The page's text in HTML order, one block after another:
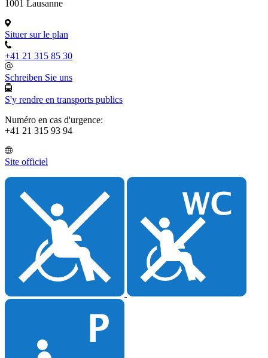
1001 Lausanne
Situer sur le plan
+41 21 315 85 30
Schreiben Sie uns
S'y rendre en transports publics
Numéro en cas d'urgence:
+41 21 315 93 94
Site officiel